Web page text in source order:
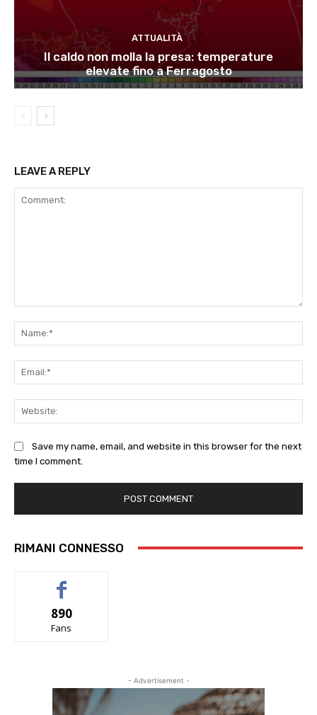
ATTUALITÀ
Il caldo non molla la presa: temperature
elevate fino a Ferragosto
LEAVE A REPLY
Save my name, email, and website in this browser for the next
time I comment.
RIMANI CONNESSO
890
Fans
- Advertisement -